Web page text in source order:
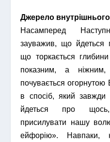
Джерело
Насамперед
зауважив, що йдеться
що торкається
показним, а ніжним,
почувається
в спосіб, який
йдеться про
присилувати нашу
ейфорію». Навпаки,